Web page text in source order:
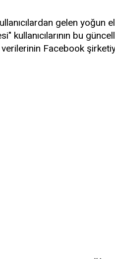
gelen yoğun
kullanıcılarının bu
Facebook